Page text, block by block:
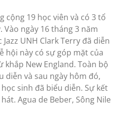
cộng 19 học viên và có 3 tổ
ngày 16 tháng 3 năm
UNH Clark Terry đã diễn
hội này có sự góp mặt của
New England. Toàn bộ
diễn và sau ngày hôm đó,
sinh đã biểu diễn. Sự kết
Agua de Beber, Sông Nile